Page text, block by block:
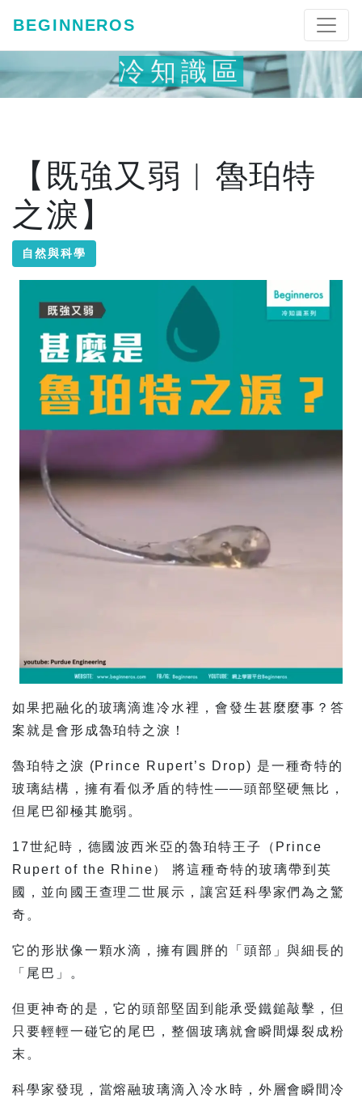
BEGINNEROS
冷知識區
【既強又弱︱魯珀特
之淚】
自然與科學
如果把融化的玻璃滴進冷水裡，會發生甚麼麼事？答
案就是會形成魯珀特之淚！
魯珀特之淚 (Prince Rupert’s Drop) 是一種奇特的
玻璃結構，擁有看似矛盾的特性——頭部堅硬無比，
但尾巴卻極其脆弱。
17世紀時，德國波西米亞的魯珀特王子（Prince
Rupert of the Rhine） 將這種奇特的玻璃帶到英
國，並向國王查理二世展示，讓宮廷科學家們為之驚
奇。
它的形狀像一顆水滴，擁有圓胖的「頭部」與細長的
「尾巴」。
但更神奇的是，它的頭部堅固到能承受鐵鎚敲擊，但
只要輕輕一碰它的尾巴，整個玻璃就會瞬間爆裂成粉
末。
科學家發現，當熔融玻璃滴入冷水時，外層會瞬間冷